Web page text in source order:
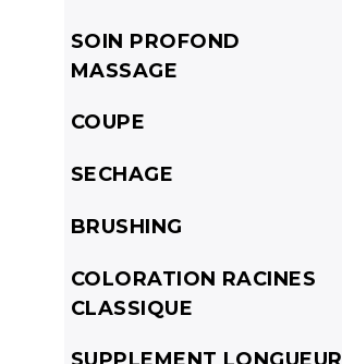
SOIN PROFOND
MASSAGE
COUPE
SECHAGE
BRUSHING
COLORATION RACINES
CLASSIQUE